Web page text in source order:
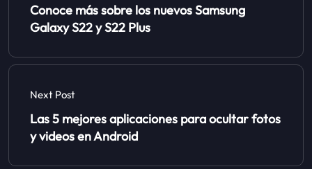
Conoce más sobre los nuevos Samsung
Galaxy S22 y S22 Plus
Next Post
Las 5 mejores aplicaciones para ocultar fotos
y videos en Android